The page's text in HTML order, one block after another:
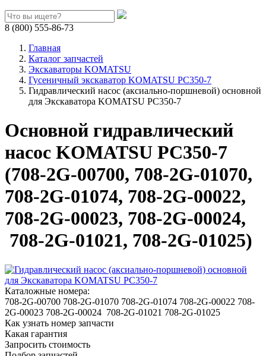
8 (800) 555-86-73
Главная
Каталог запчастей
Экскаваторы KOMATSU
Гусеничный экскаватор KOMATSU PC350-7
Гидравлический насос (аксиально-поршневой) основной
для Экскаватора KOMATSU PC350-7
Основной гидравлический
насос KOMATSU PC350-7
(708-2G-00700, 708-2G-01070,
708-2G-01074, 708-2G-00022,
708-2G-00023, 708-2G-00024,
708-2G-01021, 708-2G-01025)
Каталожные номера:
708-2G-00700 708-2G-01070 708-2G-01074 708-2G-00022 708-
2G-00023 708-2G-00024 708-2G-01021 708-2G-01025
Как узнать номер запчасти
Какая гарантия
Запросить стоимость